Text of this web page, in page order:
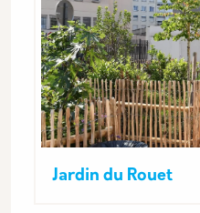
Jardin du Rouet